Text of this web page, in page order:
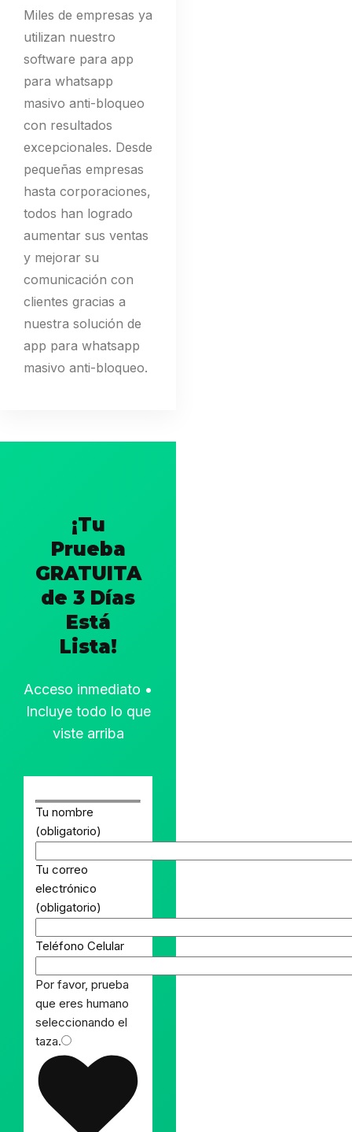
Miles de empresas ya
utilizan nuestro
software para app
para whatsapp
masivo anti-bloqueo
con resultados
excepcionales. Desde
pequeñas empresas
hasta corporaciones,
todos han logrado
aumentar sus ventas
y mejorar su
comunicación con
clientes gracias a
nuestra solución de
app para whatsapp
masivo anti-bloqueo.
¡Tu
Prueba
GRATUITA
de 3 Días
Está
Lista!
Acceso inmediato •
Incluye todo lo que
viste arriba
Tu nombre
(obligatorio)
Tu correo
electrónico
(obligatorio)
Teléfono Celular
Por favor, prueba
que eres humano
seleccionando el
taza.